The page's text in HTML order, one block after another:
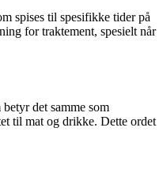
spises til spesifikke tider på
for traktement, spesielt når
det samme som
til mat og drikke. Dette ordet